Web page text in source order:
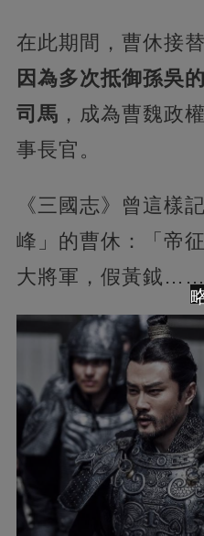
在此期間，曹休接
因為多次抵御孫吳
司馬 ，成為曹魏政
事長官。
《三國志》曾這樣
峰」的曹休：「帝
大將軍，假黃鉞……